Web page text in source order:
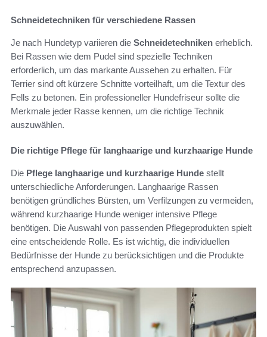
Schneidetechniken für verschiedene Rassen
Je nach Hundetyp variieren die Schneidetechniken erheblich.
Bei Rassen wie dem Pudel sind spezielle Techniken
erforderlich, um das markante Aussehen zu erhalten. Für
Terrier sind oft kürzere Schnitte vorteilhaft, um die Textur des
Fells zu betonen. Ein professioneller Hundefriseur sollte die
Merkmale jeder Rasse kennen, um die richtige Technik
auszuwählen.
Die richtige Pflege für langhaarige und kurzhaarige Hunde
Die Pflege langhaarige und kurzhaarige Hunde stellt
unterschiedliche Anforderungen. Langhaarige Rassen
benötigen gründliches Bürsten, um Verfilzungen zu vermeiden,
während kurzhaarige Hunde weniger intensive Pflege
benötigen. Die Auswahl von passenden Pflegeprodukten spielt
eine entscheidende Rolle. Es ist wichtig, die individuellen
Bedürfnisse der Hunde zu berücksichtigen und die Produkte
entsprechend anzupassen.